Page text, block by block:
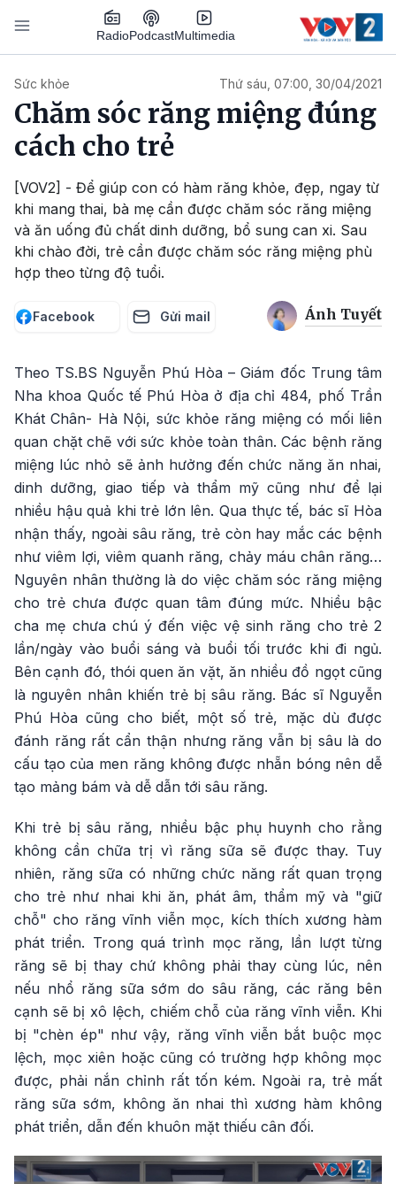
Nhảy đến nội dung
RadioPodcastMultimedia
Sức khỏe Thứ sáu, 07:00, 30/04/2021
Chăm sóc răng miệng đúng
cách cho trẻ
[VOV2] - Để giúp con có hàm răng khỏe, đẹp, ngay từ
khi mang thai, bà mẹ cần được chăm sóc răng miệng
và ăn uống đủ chất dinh dưỡng, bổ sung can xi. Sau
khi chào đời, trẻ cần được chăm sóc răng miệng phù
hợp theo từng độ tuổi.
Facebook Gửi mail Ánh Tuyết
Theo TS.BS Nguyễn Phú Hòa – Giám đốc Trung tâm
Nha khoa Quốc tế Phú Hòa ở địa chỉ 484, phố Trần
Khát Chân- Hà Nội, sức khỏe răng miệng có mối liên
quan chặt chẽ với sức khỏe toàn thân. Các bệnh răng
miệng lúc nhỏ sẽ ảnh hưởng đến chức năng ăn nhai,
dinh dưỡng, giao tiếp và thẩm mỹ cũng như để lại
nhiều hậu quả khi trẻ lớn lên. Qua thực tế, bác sĩ Hòa
nhận thấy, ngoài sâu răng, trẻ còn hay mắc các bệnh
như viêm lợi, viêm quanh răng, chảy máu chân răng…
Nguyên nhân thường là do việc chăm sóc răng miệng
cho trẻ chưa được quan tâm đúng mức. Nhiều bậc
cha mẹ chưa chú ý đến việc vệ sinh răng cho trẻ 2
lần/ngày vào buổi sáng và buổi tối trước khi đi ngủ.
Bên cạnh đó, thói quen ăn vặt, ăn nhiều đồ ngọt cũng
là nguyên nhân khiến trẻ bị sâu răng. Bác sĩ Nguyễn
Phú Hòa cũng cho biết, một số trẻ, mặc dù được
đánh răng rất cẩn thận nhưng răng vẫn bị sâu là do
cấu tạo của men răng không được nhẵn bóng nên dễ
tạo mảng bám và dễ dẫn tới sâu răng.
Khi trẻ bị sâu răng, nhiều bậc phụ huynh cho rằng
không cần chữa trị vì răng sữa sẽ được thay. Tuy
nhiên, răng sữa có những chức năng rất quan trọng
cho trẻ như nhai khi ăn, phát âm, thẩm mỹ và "giữ
chỗ" cho răng vĩnh viễn mọc, kích thích xương hàm
phát triển. Trong quá trình mọc răng, lần lượt từng
răng sẽ bị thay chứ không phải thay cùng lúc, nên
nếu nhổ răng sữa sớm do sâu răng, các răng bên
cạnh sẽ bị xô lệch, chiếm chỗ của răng vĩnh viễn. Khi
bị "chèn ép" như vậy, răng vĩnh viễn bắt buộc mọc
lệch, mọc xiên hoặc cũng có trường hợp không mọc
được, phải nắn chỉnh rất tốn kém. Ngoài ra, trẻ mất
răng sữa sớm, không ăn nhai thì xương hàm không
phát triển, dẫn đến khuôn mặt thiếu cân đối.